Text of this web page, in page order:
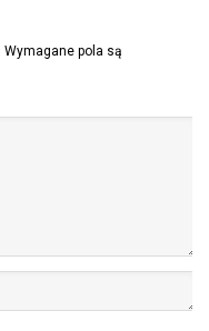
Wymagane pola są